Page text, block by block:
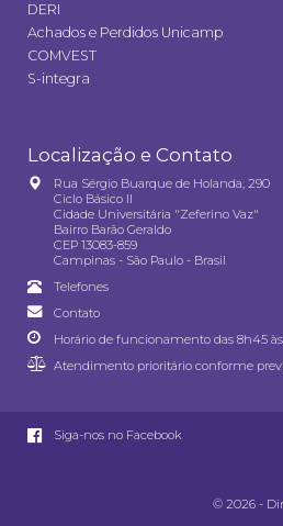
DERI
Achados e Perdidos Unicamp
COMVEST
S-integra
Localização e Contato
Rua Sérgio Buarque de Holanda, 290
Ciclo Básico II
Cidade Universitária "Zeferino Vaz"
Bairro Barão Geraldo
CEP 13083-859
Campinas - São Paulo - Brasil
Telefones
Contato
Horário de funcionamento das 8h45
Atendimento prioritário conforme
Siga-nos no Facebook
© 2026 -